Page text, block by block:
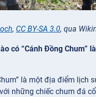
, CC BY-SA 3.0, qua
có “Cánh Đồng Chum”
là một địa điểm lịch
những chiếc chum đá